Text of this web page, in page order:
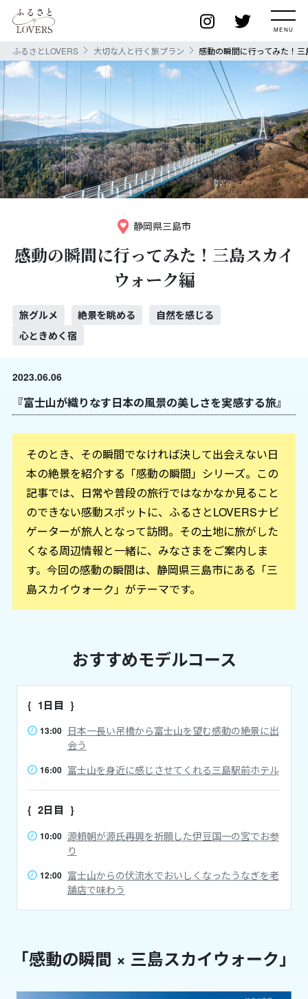
ふるさとLOVERS 大切な人と行く旅プラン 感動の瞬間に行ってみた！
静岡県三島市
感動の瞬間に行ってみた！三島スカイ
ウォーク編
旅グルメ 絶景を眺める
自然を感じる
心ときめく宿
2023.06.06
『富士山が織りなす日本の風景の美しさを実感する旅』
そのとき、その瞬間でなければ決して出会えない日
本の絶景を紹介する「感動の瞬間」シリーズ。この
記事では、日常や普段の旅行ではなかなか見ること
のできない感動スポットに、ふるさとLOVERSナビ
ゲーターが旅人となって訪問。その土地に旅がした
くなる周辺情報と一緒に、みなさまをご案内しま
す。今回の感動の瞬間は、静岡県三島市にある「三
島スカイウォーク」がテーマです。
おすすめモデルコース
1日目
13:00 日本一長い吊橋から富士山を望む感動の絶景に出
会う
16:00 富士山を身近に感じさせてくれる三島駅前ホテル
2日目
10:00 源頼朝が源氏再興を祈願した伊豆国一の宮でお参
り
12:00 富士山からの伏流水でおいしくなったうなぎを老
舗店で味わう
「感動の瞬間 × 三島スカイウォーク」